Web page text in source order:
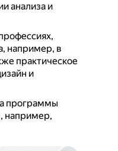
анализа и
например, в
практическое
и
программы
например,